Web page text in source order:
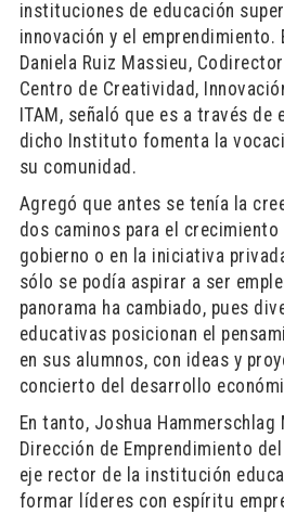
instituciones de educación
innovación y el emprendimiento.
Daniela Ruiz Massieu,
Centro de Creatividad,
ITAM, señaló que es a través de
dicho Instituto fomenta la
su comunidad.
Agregó que antes se tenía la
dos caminos para el crecimiento
gobierno o en la iniciativa
sólo se podía aspirar a ser
panorama ha cambiado, pues
educativas posicionan el
en sus alumnos, con ideas y
concierto del desarrollo
En tanto, Joshua
Dirección de Emprendimiento del
eje rector de la institución
formar líderes con espíritu